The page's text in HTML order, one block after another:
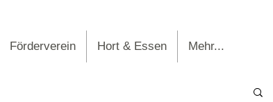
Förderverein Hort & Essen Mehr...